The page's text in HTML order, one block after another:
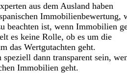
aus dem Ausland haben
Immobilienbewertung,
beachten ist, wenn Immobilien
es keine Rolle, ob es um die
das Wertgutachten geht.
dann transparent sein,
Immobilien geht.